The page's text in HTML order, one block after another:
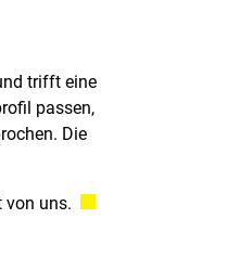
trifft eine
passen,
Die
von uns.